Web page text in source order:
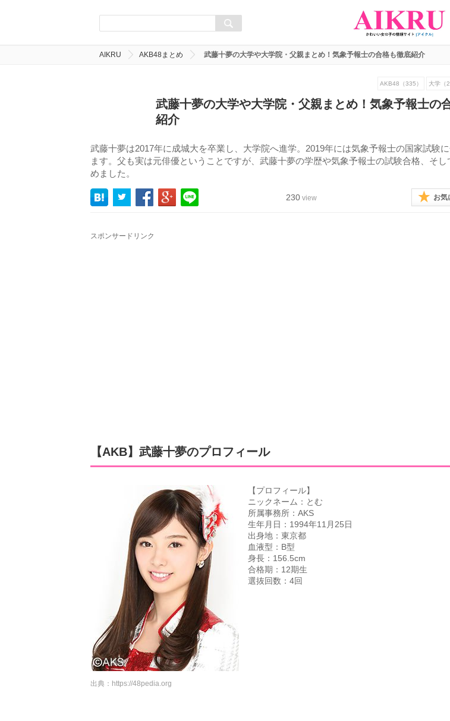
AIKRU AKB48まとめ 武藤十夢の大学や大学院・父親まとめ！気象予報士の合格も徹底紹介
AKB48（335） 大学（
武藤十夢の大学や大学院・父親まとめ！気象予報士の
紹介
武藤十夢は2017年に成城大を卒業し、大学院へ進学。2019年には気象予報士の国家試験
ます。父も実は元俳優ということですが、武藤十夢の学歴や気象予報士の試験合格、そし
めました。
230 view お気
スポンサードリンク
【AKB】武藤十夢のプロフィール
【プロフィール】
ニックネーム：とむ
所属事務所：AKS
生年月日：1994年11月25日
出身地：東京都
血液型：B型
身長：156.5cm
合格期：12期生
選抜回数：4回
出典： https://48pedia.org